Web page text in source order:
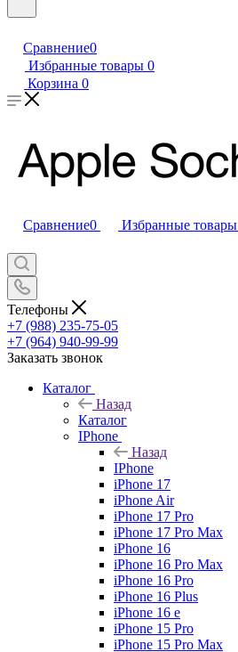
Сравнение0
Избранные товары 0
Корзина 0
Сравнение0 Избранные товары
Телефоны
+7 (988) 235-75-05
+7 (964) 940-99-99
Заказать звонок
Каталог
Назад
Каталог
IPhone
Назад
IPhone
iPhone 17
iPhone Air
iPhone 17 Pro
iPhone 17 Pro Max
iPhone 16
iPhone 16 Pro Max
iPhone 16 Pro
iPhone 16 Plus
iPhone 16 e
iPhone 15 Pro
iPhone 15 Pro Max